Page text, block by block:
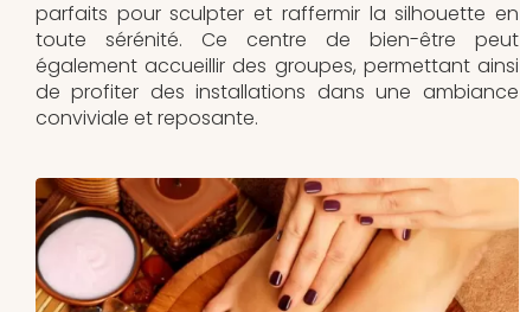
parfaits pour sculpter et raffermir la silhouette en
toute sérénité. Ce centre de bien-être peut
également accueillir des groupes, permettant ainsi
de profiter des installations dans une ambiance
conviviale et reposante.